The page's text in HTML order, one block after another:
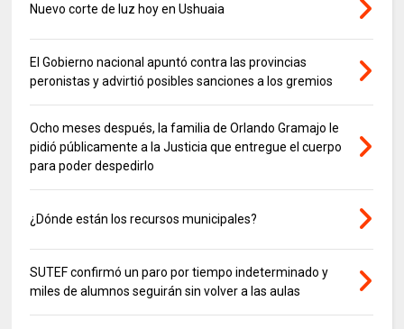
Nuevo corte de luz hoy en Ushuaia
El Gobierno nacional apuntó contra las provincias
peronistas y advirtió posibles sanciones a los gremios
Ocho meses después, la familia de Orlando Gramajo le
pidió públicamente a la Justicia que entregue el cuerpo
para poder despedirlo
¿Dónde están los recursos municipales?
SUTEF confirmó un paro por tiempo indeterminado y
miles de alumnos seguirán sin volver a las aulas